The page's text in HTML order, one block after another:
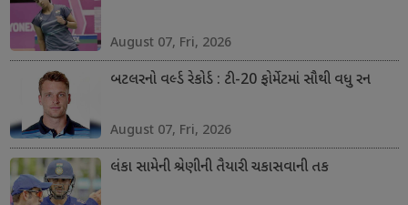
August 07, Fri, 2026
બટલરનો વર્લ્ડ રેકોર્ડ : ટી-20 ફોર્મેટમાં સૌથી વધુ રન
August 07, Fri, 2026
લંકા સામેની શ્રેણીની તૈયારી ચકાસવાની તક